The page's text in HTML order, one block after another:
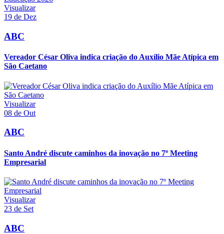
Visualizar
19 de Dez
ABC
Vereador César Oliva indica criação do Auxílio Mãe Atípica em
São Caetano
Visualizar
08 de Out
ABC
Santo André discute caminhos da inovação no 7º Meeting
Empresarial
Visualizar
23 de Set
ABC